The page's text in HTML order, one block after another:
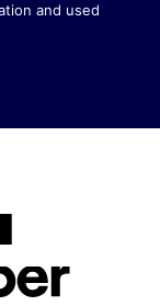
and used